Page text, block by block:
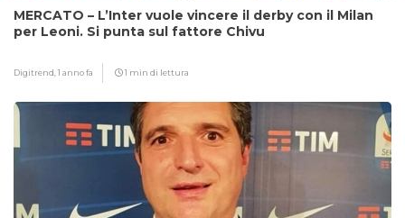
MERCATO – L’Inter vuole vincere il derby con il Milan
per Leoni. Si punta sul fattore Chivu
Digitrend,1 anno fa 1 min di lettura